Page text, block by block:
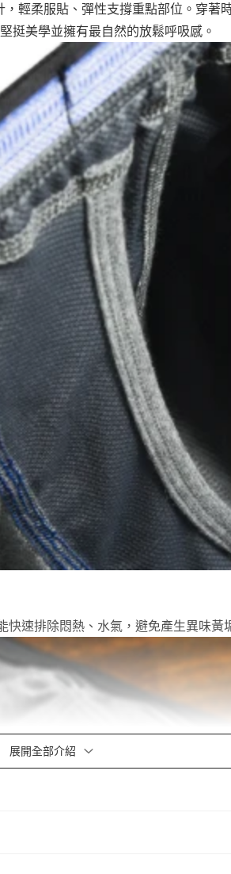
展開全部介紹
輕柔服貼、彈性支撐重點部位。穿著
挺美學並擁有最自然的放鬆呼吸感。
速排除悶熱、水氣，避免產生異味